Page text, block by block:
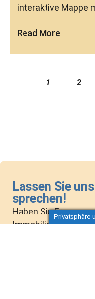
interaktive Mappe
Read More
1 2
Lassen Sie
sprechen!
Haben Sie Fragen
Immobilie? Wollen
Privatsphäre